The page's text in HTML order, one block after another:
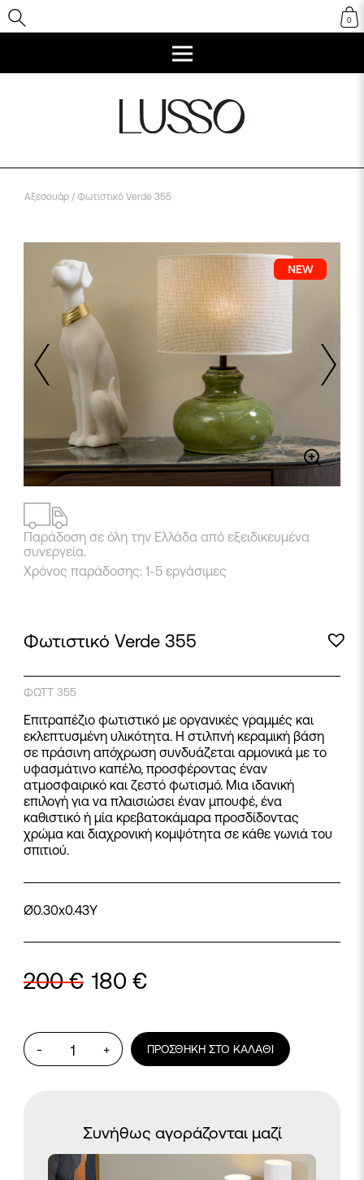
0
Αξεσουάρ / Φωτιστικό Verde 355
Παράδοση σε όλη την Ελλάδα από εξειδικευμένα
συνεργεία.
Χρόνος παράδοσης: 1-5 εργάσιμες
Φωτιστικό Verde 355
ΦΩΤΤ 355
Επιτραπέζιο φωτιστικό με οργανικές γραμμές και
εκλεπτυσμένη υλικότητα. Η στιλπνή κεραμική βάση
σε πράσινη απόχρωση συνδυάζεται αρμονικά με το
υφασμάτινο καπέλο, προσφέροντας έναν
ατμοσφαιρικό και ζεστό φωτισμό. Μια ιδανική
επιλογή για να πλαισιώσει έναν μπουφέ, ένα
καθιστικό ή μία κρεβατοκάμαρα προσδίδοντας
χρώμα και διαχρονική κομψότητα σε κάθε γωνιά του
σπιτιού.
Ø0.30x0.43Y
200€ 180 €
-
Φωτιστικό
Verde
355
+ ΠΡΟΣΘΉΚΗ ΣΤΟ ΚΑΛΆΘΙ
Συνήθως αγοράζονται μαζί